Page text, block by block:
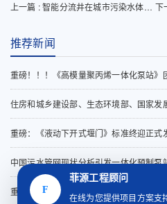
上一篇 : 智能分流井在城市污染水体治理中的应用
推荐新闻
重磅！！！《高模量聚丙烯一体化泵站》
住房和城乡建设部、生态环境部、国家发展改革委、水利部关于印发《深入
重磅：《液动下开式堰门》标准终迎正式
中国污水管网现状分析引发一体化预制泵
重磅 20CS03-1《一体化预制泵站选用与
F
菲源工程顾问
在线为您提供项目方案支